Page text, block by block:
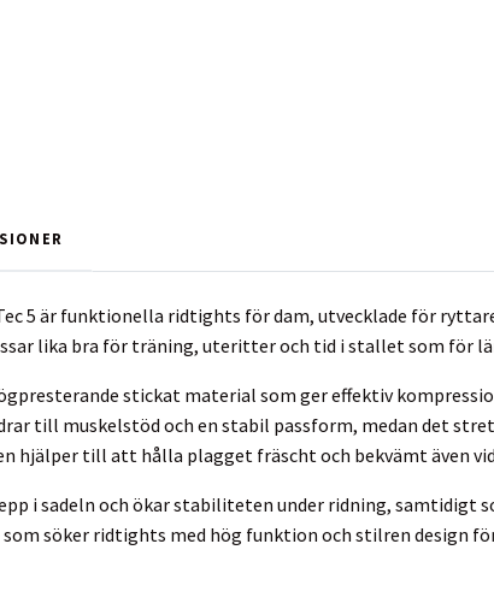
5 är funktionella ridtights för dam, utvecklade för
lika bra för träning, uteritter och tid i stallet som för
stickat material som ger effektiv
till muskelstöd och en stabil passform, medan det
hjälper till att hålla plagget fräscht och bekvämt även
i sadeln och ökar stabiliteten under ridning, samtidigt
söker ridtights med hög funktion och stilren design